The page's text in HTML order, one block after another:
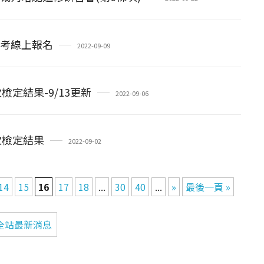
線上報名 2022-09-09
定結果-9/13更新 2022-09-06
定結果 2022-09-02
15 16 17 18 ... 30 40 ... » 最後一頁 »
站最新消息